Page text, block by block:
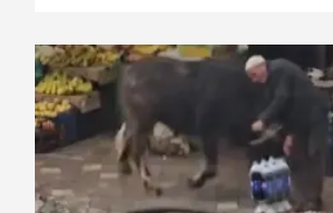
suçlamasıyla tutuklandı.